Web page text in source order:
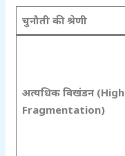
चुनौती की श्रेणी
अत्यधिक विखंडन (High
Fragmentation)